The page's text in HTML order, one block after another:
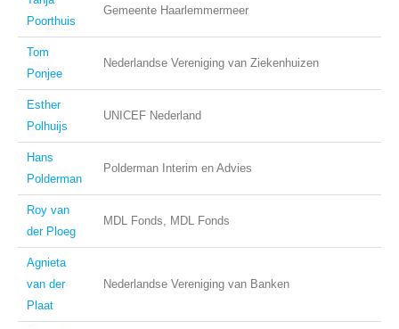
Poorthuis
Gemeente Haarlemmermeer
Tom
Ponjee
Nederlandse Vereniging van Ziekenhuizen
Esther
Polhuijs
UNICEF Nederland
Hans
Polderman
Polderman Interim en Advies
Roy van
der Ploeg
MDL Fonds, MDL Fonds
Agnieta
van der
Plaat
Nederlandse Vereniging van Banken